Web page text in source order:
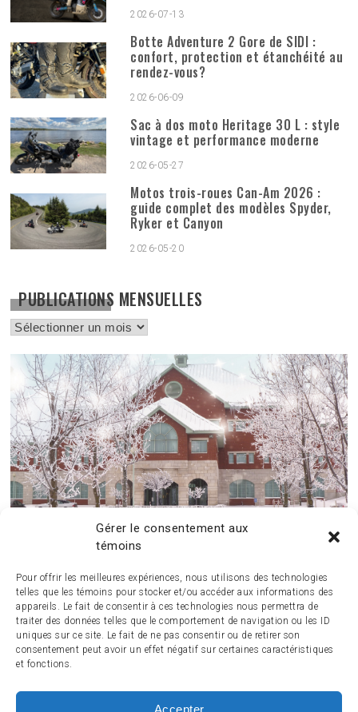
Gérer le consentement aux
témoins
Pour offrir les meilleures expériences, nous utilisons des technologies
telles que les témoins pour stocker et/ou accéder aux informations des
appareils. Le fait de consentir à ces technologies nous permettra de
traiter des données telles que le comportement de navigation ou les ID
uniques sur ce site. Le fait de ne pas consentir ou de retirer son
consentement peut avoir un effet négatif sur certaines caractéristiques
et fonctions.
Accepter
2026-07-13
Botte Adventure 2 Gore de SIDI :
confort, protection et étanchéité au
rendez-vous?
2026-06-09
Sac à dos moto Heritage 30 L : style
vintage et performance moderne
2026-05-27
Motos trois-roues Can-Am 2026 :
guide complet des modèles Spyder,
Ryker et Canyon
2026-05-20
PUBLICATIONS MENSUELLES